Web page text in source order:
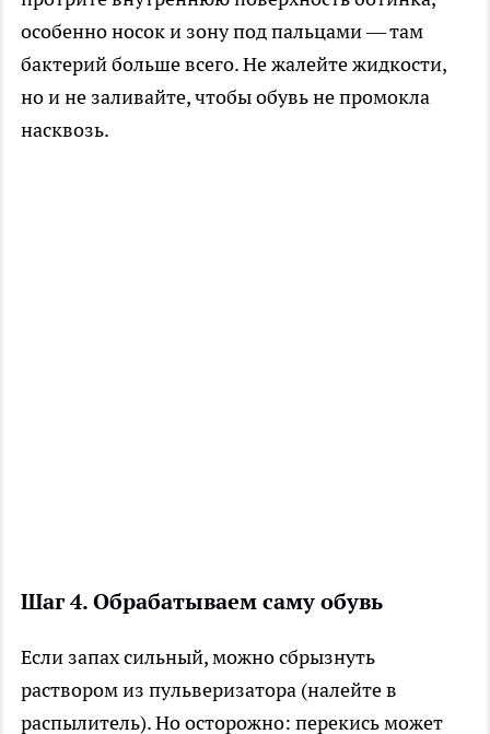
особенно носок и зону под пальцами — там
бактерий больше всего. Не жалейте жидкости,
но и не заливайте, чтобы обувь не промокла
насквозь.
Шаг 4. Обрабатываем саму обувь
Если запах сильный, можно сбрызнуть
раствором из пульверизатора (налейте в
распылитель). Но осторожно: перекись может